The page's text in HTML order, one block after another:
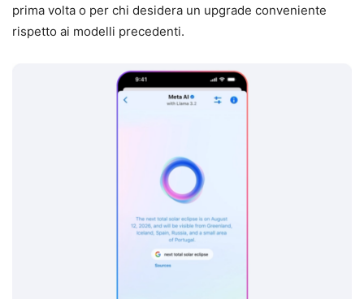
prima volta o per chi desidera un upgrade conveniente
rispetto ai modelli precedenti.